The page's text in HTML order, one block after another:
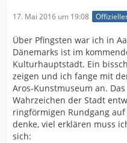
17. Mai 2016 um 19:08
Über Pfingsten war ich in
Dänemarks ist im
Kulturhauptstadt. Ein
zeigen und ich fange mit
Aros-Kunstmuseum an.
Wahrzeichen der Stadt
ringförmigen Rundgang
denke, viel erklären muss
sich: